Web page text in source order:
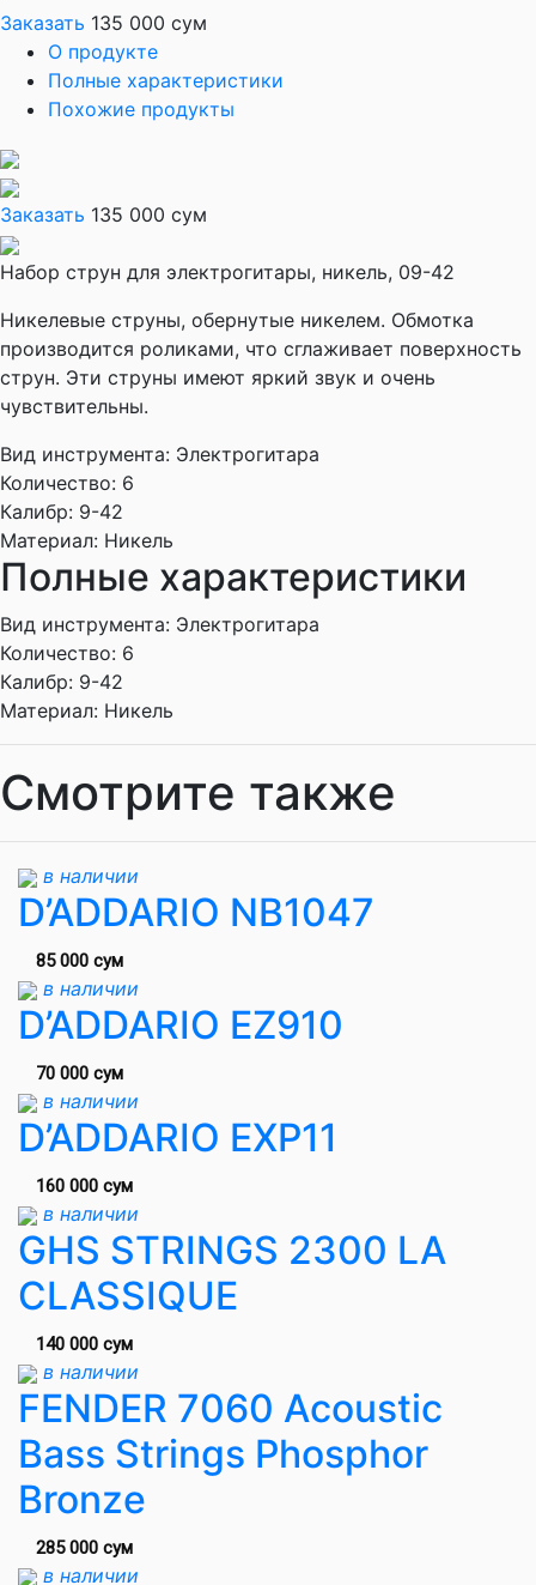
Заказать 135 000 сум
О продукте
Полные характеристики
Похожие продукты
Заказать 135 000 сум
Набор струн для электрогитары, никель, 09-42
Никелевые струны, обернутые никелем. Обмотка
производится роликами, что сглаживает поверхность
струн. Эти струны имеют яркий звук и очень
чувствительны.
Вид инструмента: Электрогитара
Количество: 6
Калибр: 9-42
Материал: Никель
Полные характеристики
Вид инструмента: Электрогитара
Количество: 6
Калибр: 9-42
Материал: Никель
Смотрите также
в наличии
D’ADDARIO NB1047
85 000 сум
в наличии
D’ADDARIO EZ910
70 000 сум
в наличии
D’ADDARIO EXP11
160 000 сум
в наличии
GHS STRINGS 2300 LA
CLASSIQUE
140 000 сум
в наличии
FENDER 7060 Acoustic
Bass Strings Phosphor
Bronze
285 000 сум
в наличии